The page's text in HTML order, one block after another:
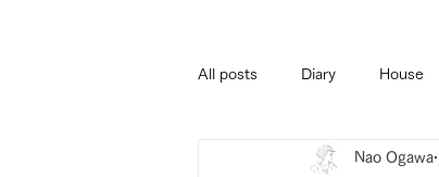
All posts Diary House
Nao Ogawa